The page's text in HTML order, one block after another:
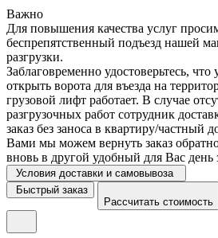
Важно
Для повышения качества услуг
беспрепятственный подъезд нашей
разгрузки.
Заблаговременно удостоверьтесь,
открыть ворота для въезда на
грузовой лифт работает. В случае
разгрузочных работ сотрудник
заказ без заноса в квартиру/частный
Вами мы можем вернуть заказ
вновь в другой удобный для Вас день
Условия доставки и самовывоза
Быстрый заказ
Рассчитать стоимость